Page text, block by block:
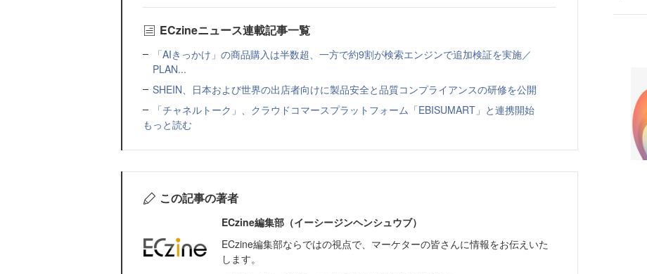
ECzineニュース連載記事一覧
「AIきっかけ」の商品購入は半数超、一方で約9割が検索エンジンで追加検証を実施／
PLAN...
SHEIN、日本および世界の出店者向けに製品安全と品質コンプライアンスの研修を公開
「チャネルトーク」、クラウドコマースプラットフォーム「EBISUMART」と連携開始
もっと読む
この記事の著者
ECzine編集部（イーシージンヘンシュウブ）
ECzine編集部ならではの視点で、マーケターの皆さんに情報をお伝えいた
します。